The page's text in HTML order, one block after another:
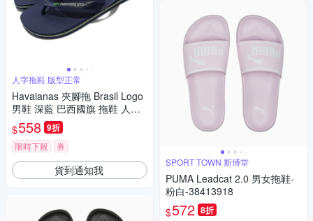
人字拖鞋 版型正常
Havaianas 夾腳拖 Brasil Logo
男鞋 深藍 巴西國旗 拖鞋 人字
拖鞋 哈瓦仕 41108500555U
$558 9折
限時下殺 券
貨到通知我
SPORT TOWN 斯博堂
PUMA Leadcat 2.0 男女拖鞋-
粉白-38413918
$572 8折